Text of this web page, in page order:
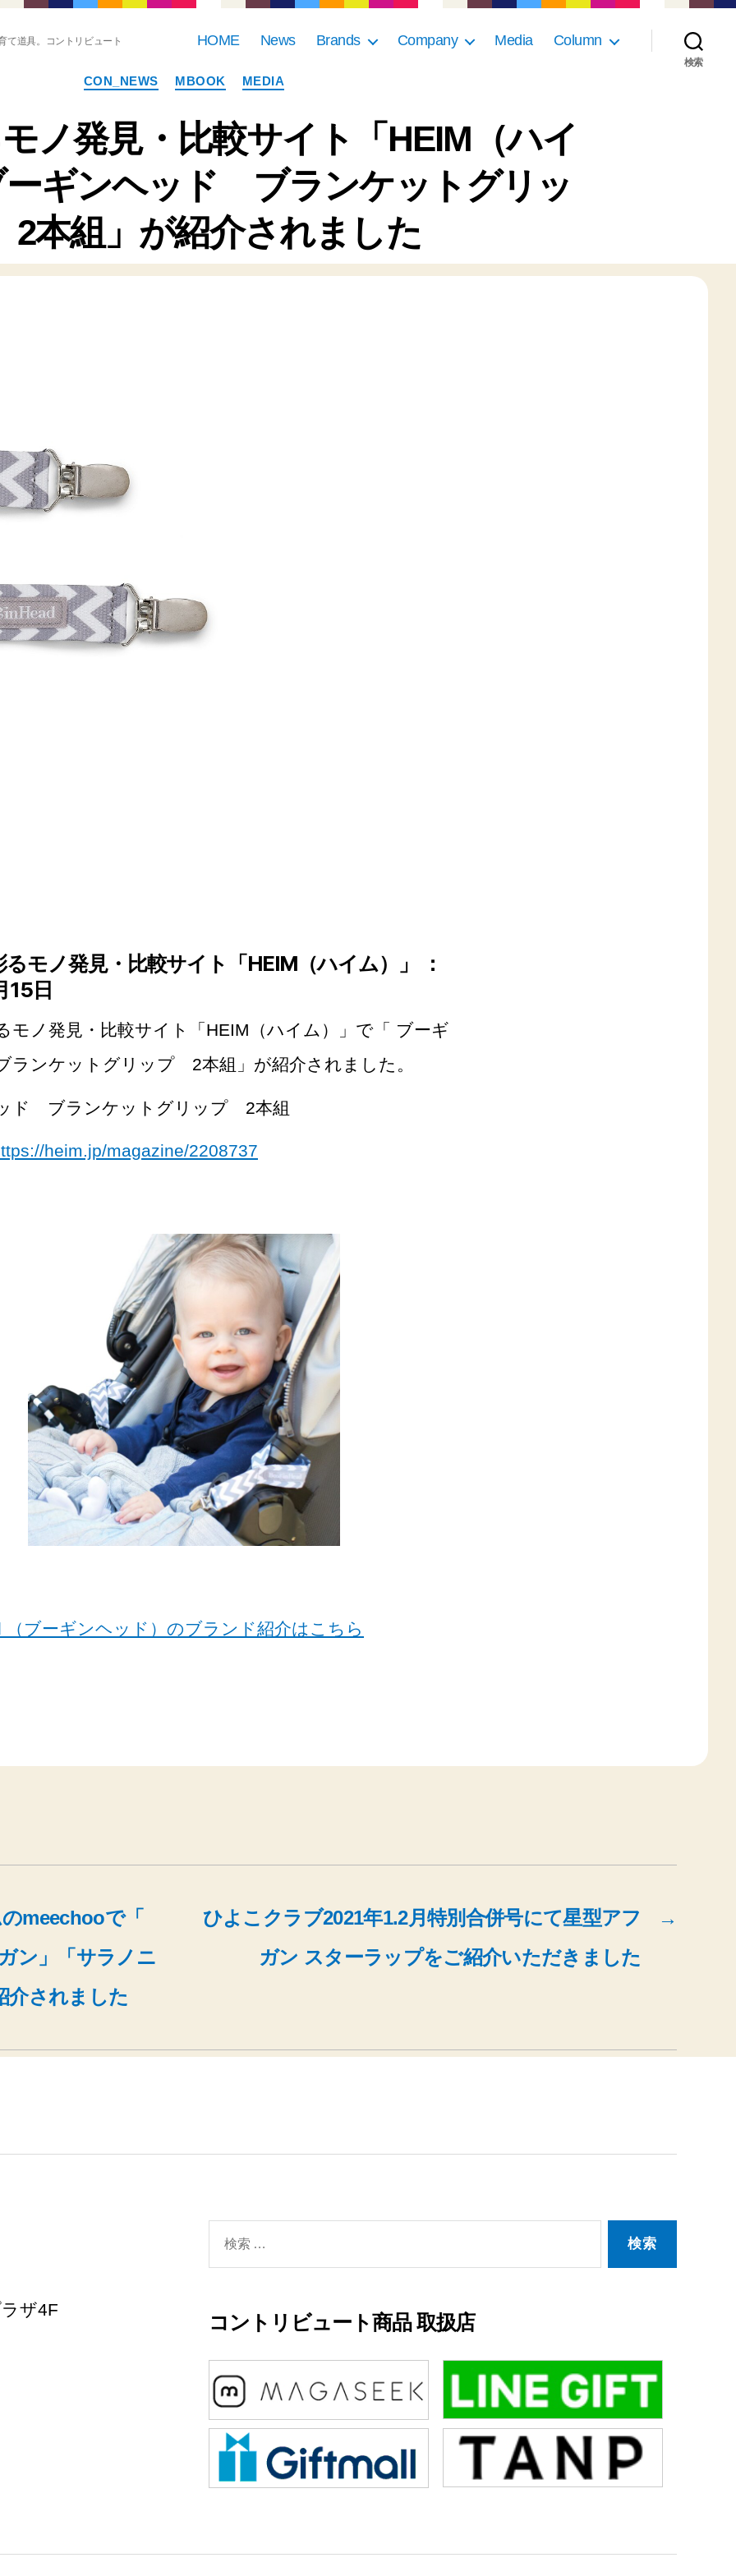
て道具。コントリビュート HOME News Brands Company Media Column
検索
テ
リ
ー
CON_NEWS MBOOK MEDIA
ノ発見・比較サイト「HEIM（ハイ
ーギンヘッド ブランケットグリッ
本組」が紹介されました
るモノ発見・比較サイト「HEIM（ハイム）」 ：
15日
モノ発見・比較サイト「HEIM（ハイム）」で「 ブーギ
ンケットグリップ 2本組」が紹介されました。
ド ブランケットグリップ 2本組
heim.jp/magazine/2208737
（ブーギンヘッド）のブランド紹介はこちら
meechooで「
ン」「サラノニ
介されました
→
ひよこクラブ2021年1.2月特別合併号にて星型アフ
ガン スターラップをご紹介いただきました
ザ4F
索
コントリビュート商品 取扱店